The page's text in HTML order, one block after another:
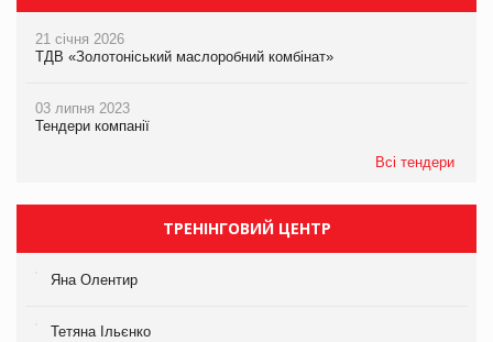
21 січня 2026
ТДВ «Золотоніський маслоробний комбінат»
03 липня 2023
Тендери компанії
Всі тендери
ТРЕНІНГОВИЙ ЦЕНТР
Яна Олентир
Тетяна Ільєнко